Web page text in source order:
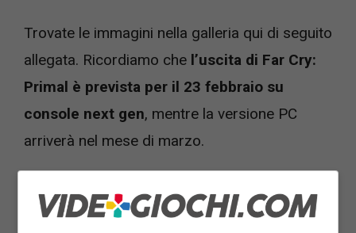
Trovate le immagini nella galleria qui di seguito
allegata. Ricordiamo che l’uscita di Far Cry:
Primal è prevista per il 23 febbraio su
console next gen, mentre la versione PC
arriverà nel mese di marzo.